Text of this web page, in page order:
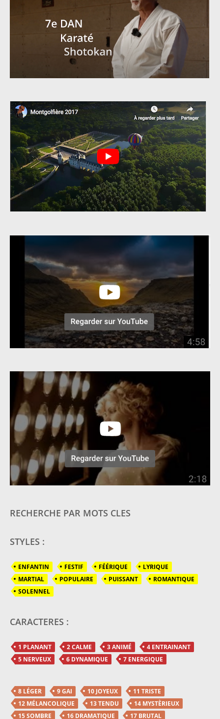
RECHERCHE PAR MOTS CLES
STYLES :
ENFANTIN FESTIF FÉÉRIQUE
LYRIQUE
MARTIAL
POPULAIRE PUISSANT
ROMANTIQUE
SOLENNEL
CARACTERES :
1 PLANANT 2 CALME 3 ANIMÉ
4 ENTRAINANT
5 NERVEUX
6 DYNAMIQUE 7 ENERGIQUE
8 LÉGER 9 GAI 10 JOYEUX
11 TRISTE
12 MÉLANCOLIQUE
13 TENDU
14 MYSTÈRIEUX
15 SOMBRE
16 DRAMATIQUE 17 BRUTAL